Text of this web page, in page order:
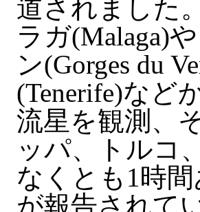
道されました
ラガ(Malaga)
ン(Gorges du
(Tenerife)など
流星を観測、
ッパ、トルコ
なくとも1時
が報告されて